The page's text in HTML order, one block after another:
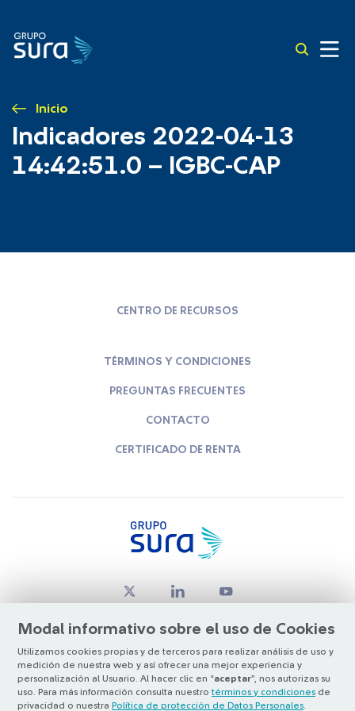
Inicio
Indicadores 2022-04-13
14:42:51.0 – IGBC-CAP
Modal informativo sobre el uso de Cookies
Utilizamos cookies propias y de terceros para realizar análisis de uso y
medición de nuestra web y así ofrecer una mejor experiencia y
personalización al Usuario. Al hacer clic en “aceptar”, nos autorizas su
uso. Para más información consulta nuestro términos y condiciones de
privacidad o nuestra Política de protección de Datos Personales
CENTRO DE RECURSOS
TÉRMINOS Y CONDICIONES
PREGUNTAS FRECUENTES
CONTACTO
CERTIFICADO DE RENTA
© Copyright Grupo SURA 2026